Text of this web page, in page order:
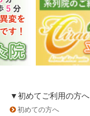
▼初めてご利用の方へ
初めての方へ